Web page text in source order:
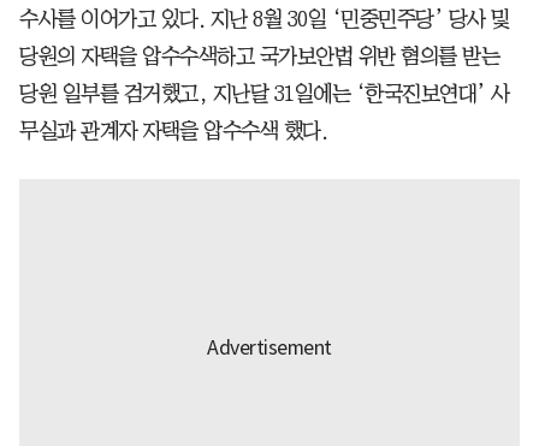
수사를 이어가고 있다. 지난 8월 30일 ‘민중민주당’ 당사 및
당원의 자택을 압수수색하고 국가보안법 위반 혐의를 받는
당원 일부를 검거했고, 지난달 31일에는 ‘한국진보연대’ 사
무실과 관계자 자택을 압수수색 했다.